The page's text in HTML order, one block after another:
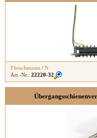
Fleischmann / N
Art.-Nr.: 22220-32